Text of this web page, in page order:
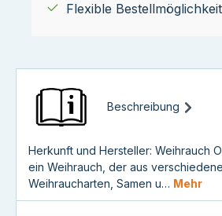
Flexible
Beschreibung
Herkunft und Hersteller: Weihrauch
ein Weihrauch, der aus
Weihraucharten, Samen u… Mehr